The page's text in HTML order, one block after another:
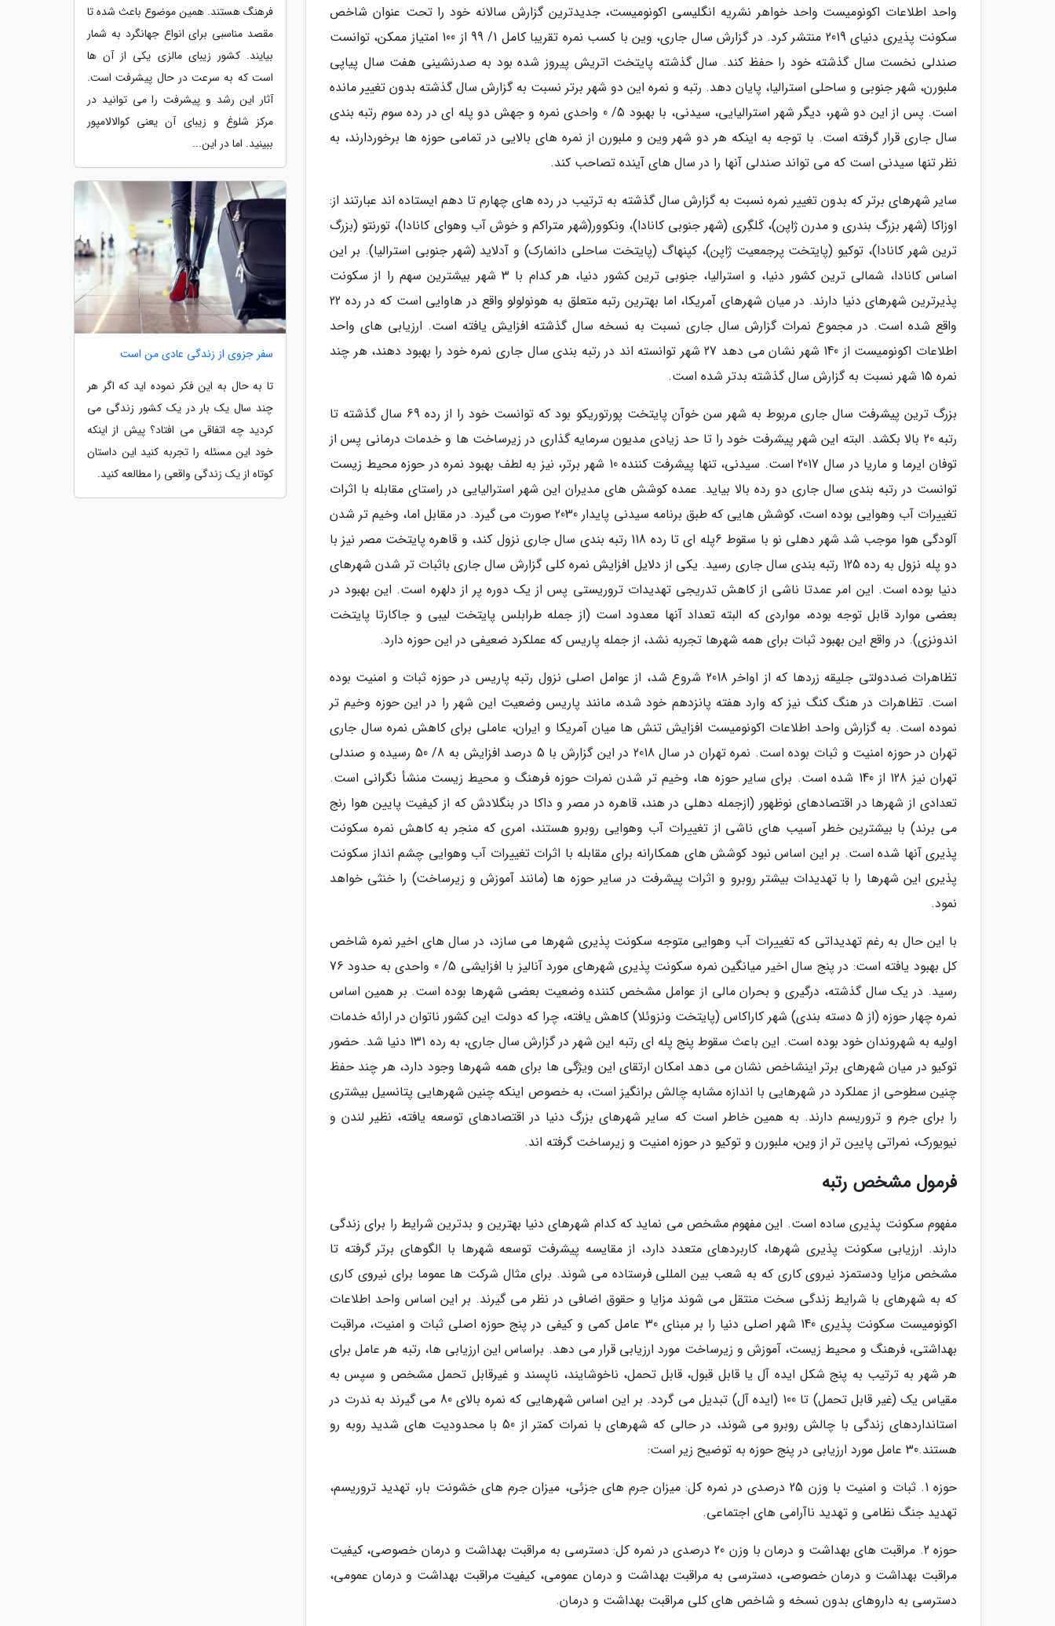
واحد اطلاعات اکونومیست واحد خواهر نشریه انگلیسی اکونومیست، جدیدترین گزارش سالانه خود را تحت عنوان شاخص
سکونت پذیری دنیای 2019 منتشر کرد. در گزارش سال جاری، وین با کسب نمره تقریبا کامل 1/ 99 از 100 امتیاز ممکن، توانست
صندلی نخست سال گذشته خود را حفظ کند. سال گذشته پایتخت اتریش پیروز شده بود به صدرنشینی هفت سال پیاپی
ملبورن، شهر جنوبی و ساحلی استرالیا، پایان دهد. رتبه و نمره این دو شهر برتر نسبت به گزارش سال گذشته بدون تغییر مانده
است. پس از این دو شهر، دیگر شهر استرالیایی، سیدنی، با بهبود 5/ 0 واحدی نمره و جهش دو پله ای در رده سوم رتبه بندی
سال جاری قرار گرفته است. با توجه به اینکه هر دو شهر وین و ملبورن از نمره های بالایی در تمامی حوزه ها برخوردارند، به
نظر تنها سیدنی است که می تواند صندلی آنها را در سال های آینده تصاحب کند.
سایر شهرهای برتر که بدون تغییر نمره نسبت به گزارش سال گذشته به ترتیب در رده های چهارم تا دهم ایستاده اند عبارتند از:
اوزاکا (شهر بزرگ بندری و مدرن ژاپن)، کَلگِری (شهر جنوبی کانادا)، ونکوور(شهر متراکم و خوش آب وهوای کانادا)، تورنتو (بزرگ
ترین شهر کانادا)، توکیو (پایتخت پرجمعیت ژاپن)، کپنهاگ (پایتخت ساحلی دانمارک) و آدلاید (شهر جنوبی استرالیا). بر این
اساس کانادا، شمالی ترین کشور دنیا، و استرالیا، جنوبی ترین کشور دنیا، هر کدام با 3 شهر بیشترین سهم را از سکونت
پذیرترین شهرهای دنیا دارند. در میان شهرهای آمریکا، اما بهترین رتبه متعلق به هونولولو واقع در هاوایی است که در رده 22
واقع شده است. در مجموع نمرات گزارش سال جاری نسبت به نسخه سال گذشته افزایش یافته است. ارزیابی های واحد
اطلاعات اکونومیست از 140 شهر نشان می دهد 27 شهر توانسته اند در رتبه بندی سال جاری نمره خود را بهبود دهند، هر چند
نمره 15 شهر نسبت به گزارش سال گذشته بدتر شده است.
بزرگ ترین پیشرفت سال جاری مربوط به شهر سن خوآن پایتخت پورتوریکو بود که توانست خود را از رده 69 سال گذشته تا
رتبه 20 بالا بکشد. البته این شهر پیشرفت خود را تا حد زیادی مدیون سرمایه گذاری در زیرساخت ها و خدمات درمانی پس از
توفان ایرما و ماریا در سال 2017 است. سیدنی، تنها پیشرفت کننده 10 شهر برتر، نیز به لطف بهبود نمره در حوزه محیط زیست
توانست در رتبه بندی سال جاری دو رده بالا بیاید. عمده کوشش های مدیران این شهر استرالیایی در راستای مقابله با اثرات
تغییرات آب وهوایی بوده است، کوشش هایی که طبق برنامه سیدنی پایدار 2030 صورت می گیرد. در مقابل اما، وخیم تر شدن
آلودگی هوا موجب شد شهر دهلی نو با سقوط 6پله ای تا رده 118 رتبه بندی سال جاری نزول کند، و قاهره پایتخت مصر نیز با
دو پله نزول به رده 125 رتبه بندی سال جاری رسید. یکی از دلایل افزایش نمره کلی گزارش سال جاری باثبات تر شدن شهرهای
دنیا بوده است. این امر عمدتا ناشی از کاهش تدریجی تهدیدات تروریستی پس از یک دوره پر از دلهره است. این بهبود در
بعضی موارد قابل توجه بوده، مواردی که البته تعداد آنها معدود است (از جمله طرابلس پایتخت لیبی و جاکارتا پایتخت
اندونزی). در واقع این بهبود ثبات برای همه شهرها تجربه نشد، از جمله پاریس که عملکرد ضعیفی در این حوزه دارد.
تظاهرات ضددولتی جلیقه زردها که از اواخر 2018 شروع شد، از عوامل اصلی نزول رتبه پاریس در حوزه ثبات و امنیت بوده
است. تظاهرات در هنگ کنگ نیز که وارد هفته پانزدهم خود شده، مانند پاریس وضعیت این شهر را در این حوزه وخیم تر
نموده است. به گزارش واحد اطلاعات اکونومیست افزایش تنش ها میان آمریکا و ایران، عاملی برای کاهش نمره سال جاری
تهران در حوزه امنیت و ثبات بوده است. نمره تهران در سال 2018 در این گزارش با 5 درصد افزایش به 8/ 50 رسیده و صندلی
تهران نیز 128 از 140 شده است. برای سایر حوزه ها، وخیم تر شدن نمرات حوزه فرهنگ و محیط زیست منشأ نگرانی است.
تعدادی از شهرها در اقتصادهای نوظهور (ازجمله دهلی در هند، قاهره در مصر و داکا در بنگلادش که از کیفیت پایین هوا رنج
می برند) با بیشترین خطر آسیب های ناشی از تغییرات آب وهوایی روبرو هستند، امری که منجر به کاهش نمره سکونت
پذیری آنها شده است. بر این اساس نبود کوشش های همکارانه برای مقابله با اثرات تغییرات آب وهوایی چشم انداز سکونت
پذیری این شهرها را با تهدیدات بیشتر روبرو و اثرات پیشرفت در سایر حوزه ها (مانند آموزش و زیرساخت) را خنثی خواهد
نمود.
با این حال به رغم تهدیداتی که تغییرات آب وهوایی متوجه سکونت پذیری شهرها می سازد، در سال های اخیر نمره شاخص
کل بهبود یافته است: در پنج سال اخیر میانگین نمره سکونت پذیری شهرهای مورد آنالیز با افزایشی 5/ 0 واحدی به حدود 76
رسید. در یک سال گذشته، درگیری و بحران مالی از عوامل مشخص کننده وضعیت بعضی شهرها بوده است. بر همین اساس
نمره چهار حوزه (از 5 دسته بندی) شهر کاراکاس (پایتخت ونزوئلا) کاهش یافته، چرا که دولت این کشور ناتوان در ارائه خدمات
اولیه به شهروندان خود بوده است. این باعث سقوط پنج پله ای رتبه این شهر در گزارش سال جاری، به رده 131 دنیا شد. حضور
توکیو در میان شهرهای برتر اینشاخص نشان می دهد امکان ارتقای این ویژگی ها برای همه شهرها وجود دارد، هر چند حفظ
چنین سطوحی از عملکرد در شهرهایی با اندازه مشابه چالش برانگیز است، به خصوص اینکه چنین شهرهایی پتانسیل بیشتری
را برای جرم و تروریسم دارند. به همین خاطر است که سایر شهرهای بزرگ دنیا در اقتصادهای توسعه یافته، نظیر لندن و
نیویورک، نمراتی پایین تر از وین، ملبورن و توکیو در حوزه امنیت و زیرساخت گرفته اند.
فرمول مشخص رتبه
مفهوم سکونت پذیری ساده است. این مفهوم مشخص می نماید که کدام شهرهای دنیا بهترین و بدترین شرایط را برای زندگی
دارند. ارزیابی سکونت پذیری شهرها، کاربردهای متعدد دارد، از مقایسه پیشرفت توسعه شهرها با الگوهای برتر گرفته تا
مشخص مزایا ودستمزد نیروی کاری که به شعب بین المللی فرستاده می شوند. برای مثال شرکت ها عموما برای نیروی کاری
که به شهرهای با شرایط زندگی سخت منتقل می شوند مزایا و حقوق اضافی در نظر می گیرند. بر این اساس واحد اطلاعات
اکونومیست سکونت پذیری 140 شهر اصلی دنیا را بر مبنای 30 عامل کمی و کیفی در پنج حوزه اصلی ثبات و امنیت، مراقبت
بهداشتی، فرهنگ و محیط زیست، آموزش و زیرساخت مورد ارزیابی قرار می دهد. براساس این ارزیابی ها، رتبه هر عامل برای
هر شهر به ترتیب به پنج شکل ایده آل یا قابل قبول، قابل تحمل، ناخوشایند، ناپسند و غیرقابل تحمل مشخص و سپس به
مقیاس یک (غیر قابل تحمل) تا 100 (ایده آل) تبدیل می گردد. بر این اساس شهرهایی که نمره بالای 80 می گیرند به ندرت در
استانداردهای زندگی با چالش روبرو می شوند، در حالی که شهرهای با نمرات کمتر از 50 با محدودیت های شدید روبه رو
هستند.30 عامل مورد ارزیابی در پنج حوزه به توضیح زیر است:
حوزه 1. ثبات و امنیت با وزن 25 درصدی در نمره کل: میزان جرم های جزئی، میزان جرم های خشونت بار، تهدید تروریسم،
تهدید جنگ نظامی و تهدید ناآرامی های اجتماعی.
حوزه 2. مراقبت های بهداشت و درمان با وزن 20 درصدی در نمره کل: دسترسی به مراقبت بهداشت و درمان خصوصی، کیفیت
مراقبت بهداشت و درمان خصوصی، دسترسی به مراقبت بهداشت و درمان عمومی، کیفیت مراقبت بهداشت و درمان عمومی،
دسترسی به داروهای بدون نسخه و شاخص های کلی مراقبت بهداشت و درمان.
فرهنگ هستند. همین موضوع باعث شده تا
مقصد مناسبی برای انواع جهانگرد به شمار
بیایند. کشور زیبای مالزی یکی از آن ها
است که به سرعت در حال پیشرفت است.
آثار این رشد و پیشرفت را می توانید در
مرکز شلوغ و زیبای آن یعنی کوالالامپور
ببینید. اما در این...
سفر جزوی از زندگی عادی من است
تا به حال به این فکر نموده اید که اگر هر
چند سال یک بار در یک کشور زندگی می
کردید چه اتفاقی می افتاد؟ پیش از اینکه
خود این مسئله را تجربه کنید این داستان
کوتاه از یک زندگی واقعی را مطالعه کنید.